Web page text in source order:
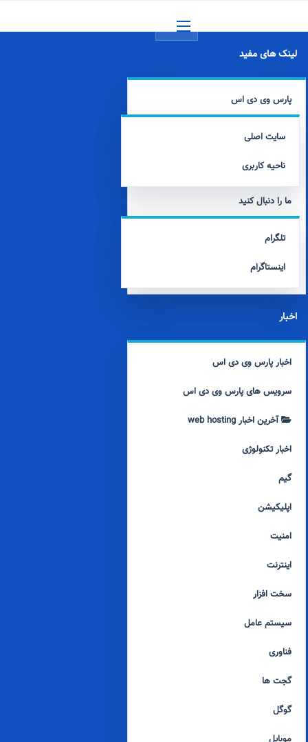
لینک های مفید
پارس وی دی اس
سایت اصلی
ناحیه کاربری
ما را دنبال کنید
تلگرام
اینستاگرام
اخبار
اخبار پارس وی دی اس
سرویس های پارس وی دی اس
آخرین اخبار web hosting
اخبار تکنولوژی
گیم
اپلیکیشن
امنیت
اینترنت
سخت افزار
سیستم عامل
فناوری
گجت ها
گوگل
موبایل